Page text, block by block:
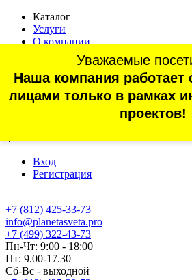
Каталог
Услуги
О компании
Статьи
Контакты
Отзывы
г. Санкт-Петербург, проспект
Вход
Регистрация
+7 (812) 425-33-73
Уважаемые
Наша компания работает
лицами только в рамках
проектов!
info@planetasveta.pro
+7 (499) 322-43-73
Пн-Чт: 9:00 - 18:00
Пт: 9.00-17.30
Сб-Вс - выходной